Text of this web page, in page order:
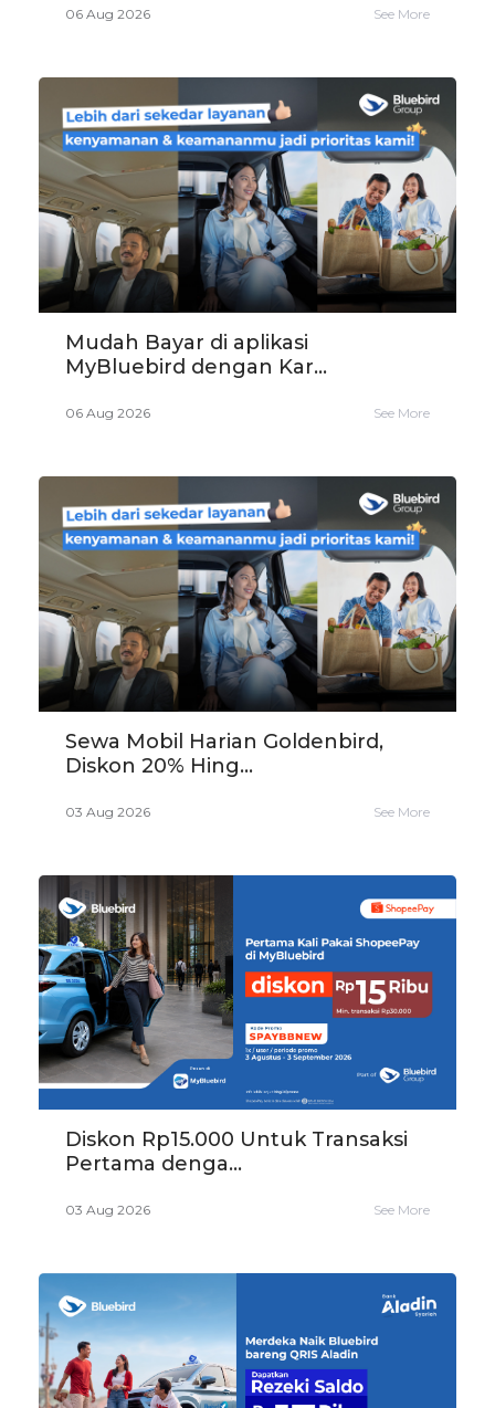
06 Aug 2026 See More
Mudah Bayar di aplikasi
MyBluebird dengan Kar...
06 Aug 2026 See More
Sewa Mobil Harian Goldenbird,
Diskon 20% Hing...
03 Aug 2026 See More
Diskon Rp15.000 Untuk Transaksi
Pertama denga...
03 Aug 2026 See More